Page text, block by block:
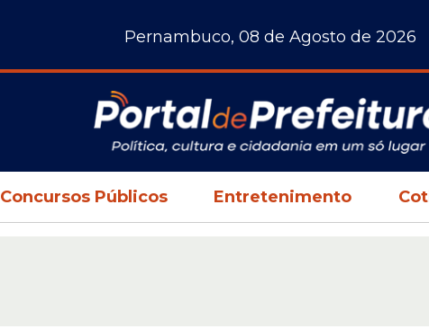
Pernambuco, 08 de Agosto de 2026
Concursos Públicos Entretenimento